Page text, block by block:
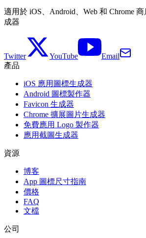
適用於 iOS、Android、Web 和 Chrome
成器
Twitter YouTube
Email
產品
iOS 應用圖標生成器
Android 圖標製作器
Favicon 生成器
Chrome 擴展圖片生成器
免費應用 Logo 製作器
應用截圖生成器
資源
博客
App 圖標尺寸指南
價格
FAQ
文檔
公司